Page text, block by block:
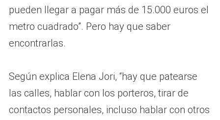
pueden llegar a pagar más de 15.000 euros el
metro cuadrado”. Pero hay que saber
encontrarlas.
Según explica Elena Jori, “hay que patearse
las calles, hablar con los porteros, tirar de
contactos personales, incluso hablar con otros